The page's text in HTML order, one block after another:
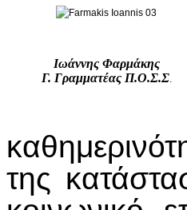
Ιωάννης Φαρμάκης
Γ. Γραμματέας Π.Ο.Σ.Σ.
της